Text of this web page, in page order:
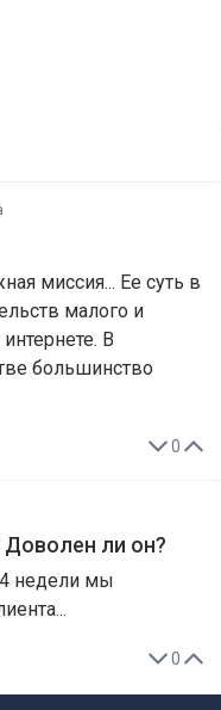
миссия... Ее суть в
малого и
В
большинство
0
ли он?
недели мы
0